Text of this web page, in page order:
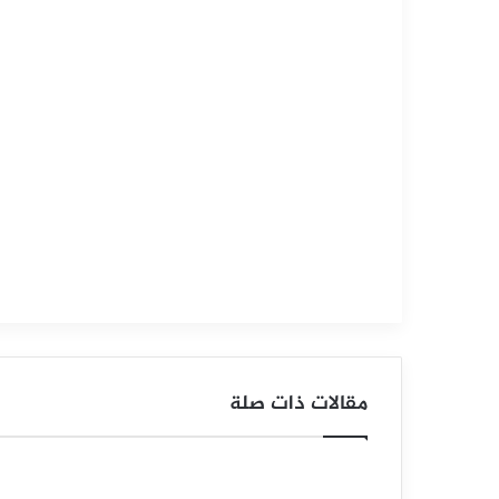
ر
ا
ل
مقالات ذات صلة